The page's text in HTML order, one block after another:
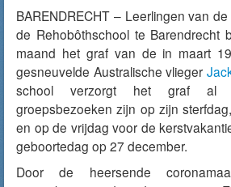
BARENDRECHT – Leerlingen van
de Rehobôthschool te Barendrecht
maand het graf van de in maart
gesneuvelde Australische vlieger
school verzorgt het graf al
groepsbezoeken zijn op zijn
en op de vrijdag voor de
geboortedag op 27 december.
Door de heersende